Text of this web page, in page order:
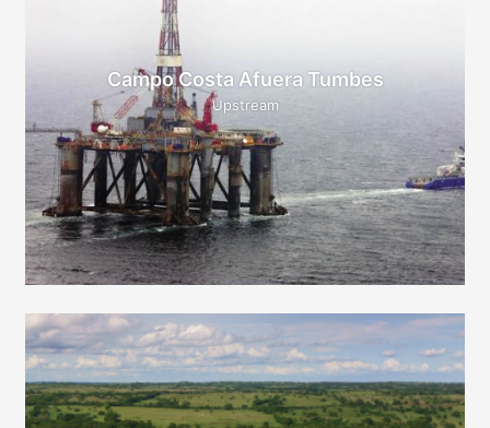
Campo Costa Afuera Tumbes
Upstream